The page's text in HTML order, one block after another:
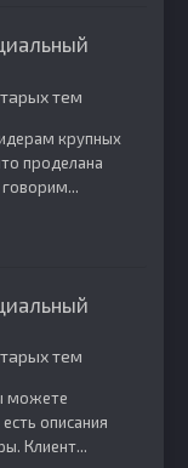
тем
крупных
проделана
тем
можете
описания
Клиент...